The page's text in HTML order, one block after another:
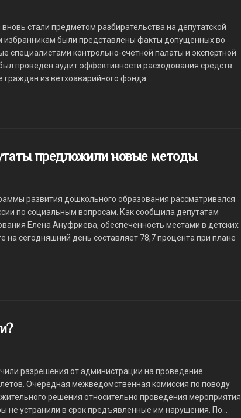
стали предметом разбирательства на депутатской
избранникам были представлены факты допущенных во
специалистами контрольно-счетной палаты и экспертной
проведен аудит эффективности расходования средств
из ветхоаварийного фонда...
предложили новые методы
развития дошкольного образования рассматривался
по социальным вопросам. Как сообщила депутатам
Елена Ануфриева, обеспеченность местами в детских
сегодняшний день составляет 78,7 процента при плане
разрешения от администрации на проведение
Очередная межведомственная комиссия по поводу
решения относительно проведения мероприятия
не устранили в срок предъявленные им нарушения. По...